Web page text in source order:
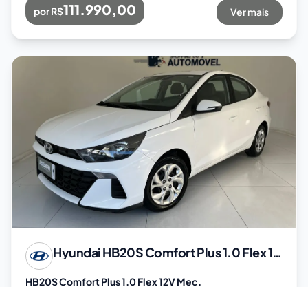
por R$111.990,00 Ver mais
HyundaiHB20S Comfort Plus 1.0 Flex 12V Mec.
HB20S Comfort Plus 1.0 Flex 12V Mec.